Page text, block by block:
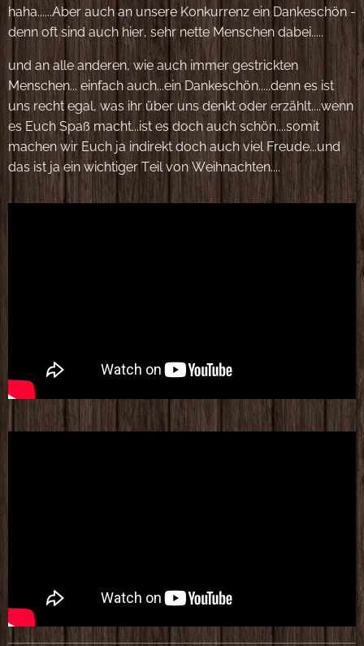
haha......Aber auch an unsere Konkurrenz ein Dankeschön -
denn oft sind auch hier, sehr nette Menschen dabei.....
und an alle anderen, wie auch immer gestrickten
Menschen... einfach auch...ein Dankeschön.....denn es ist
uns recht egal, was ihr über uns denkt oder erzählt....wenn
es Euch Spaß macht...ist es doch auch schön....somit
machen wir Euch ja indirekt doch auch viel Freude...und
das ist ja ein wichtiger Teil von Weihnachten....😄